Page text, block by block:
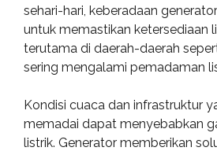
sehari-hari, keberadaan
untuk memastikan ketersediaan
terutama di daerah-daerah
sering mengalami pemadaman
Kondisi cuaca dan infrastruktur
memadai dapat menyebabkan
listrik. Generator memberikan